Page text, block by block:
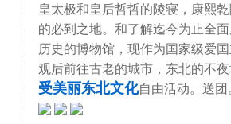
皇太极和皇后哲哲的陵寝，康熙
的必到之地。和了解迄今为止全面
历史的博物馆，现作为国家级爱
观后前往古老的城市，东北的不
受美丽东北文化自由活动。送团